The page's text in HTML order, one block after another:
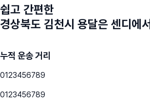
쉽고 간편한
경상북도 김천시 용달은 센디에서
누적 운송 거리
0123456789
0123456789